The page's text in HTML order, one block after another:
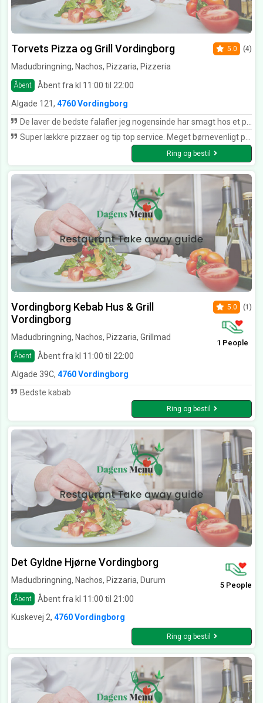
Torvets Pizza og Grill Vordingborg
Madudbringning, Nachos, Pizzaria, Pizzeria
Åbent Åbent fra kl 11:00 til 22:00
5.0 (4)
Algade 121, 4760 Vordingborg
De laver de bedste falafler jeg nogensinde har smagt hos et pizzaria. Det er deres egen opskrift og de bager selv deres fladbrød fra bunden også ????✌️ Smag også deres Vegetar og veganer pizza. De bruger kartofler i tynde skiver istedet for ost, og det smager så friskt og rigt når du sætter tænderne i deres mad. Gør dig selv en tjeneste og giv dem en chance ????
Super lækkre pizzaer og tip top service. Meget børnevenligt personale
Ring og bestil
Vordingborg Kebab Hus & Grill
Vordingborg
Madudbringning, Nachos, Pizzaria, Grillmad
Åbent Åbent fra kl 11:00 til 22:00
5.0 (1)
1 People
Algade 39C, 4760 Vordingborg
Bedste kabab
Ring og bestil
Det Gyldne Hjørne Vordingborg
Madudbringning, Nachos, Pizzaria, Durum
Åbent Åbent fra kl 11:00 til 21:00
5 People
Kuskevej 2, 4760 Vordingborg
Ring og bestil